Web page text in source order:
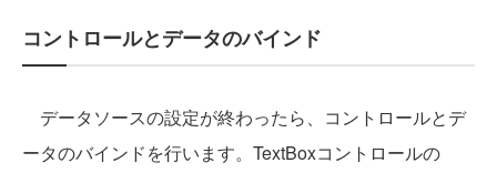
コントロールとデータのバインド
データソースの設定が終わったら、コントロールとデ
ータのバインドを行います。TextBoxコントロールの